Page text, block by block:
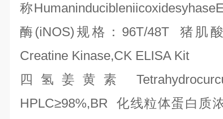
称
酶 (iNOS) 规格： 96T/48T猪肌
Creatine Kinase,CK ELISA Kit
四氢姜黄素
HPLC≥98%,BR化线粒体蛋白质